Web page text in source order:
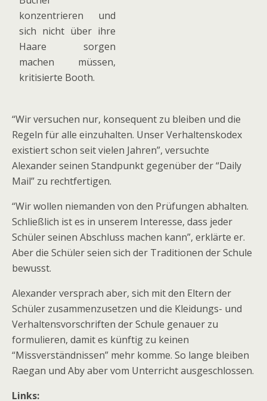
konzentrieren und
sich nicht über ihre
Haare sorgen
machen müssen,
kritisierte Booth.
“Wir versuchen nur, konsequent zu bleiben und die
Regeln für alle einzuhalten. Unser Verhaltenskodex
existiert schon seit vielen Jahren”, versuchte
Alexander seinen Standpunkt gegenüber der “Daily
Mail” zu rechtfertigen.
“Wir wollen niemanden von den Prüfungen abhalten.
Schließlich ist es in unserem Interesse, dass jeder
Schüler seinen Abschluss machen kann”, erklärte er.
Aber die Schüler seien sich der Traditionen der Schule
bewusst.
Alexander versprach aber, sich mit den Eltern der
Schüler zusammenzusetzen und die Kleidungs- und
Verhaltensvorschriften der Schule genauer zu
formulieren, damit es künftig zu keinen
“Missverständnissen” mehr komme. So lange bleiben
Raegan und Aby aber vom Unterricht ausgeschlossen.
Links: